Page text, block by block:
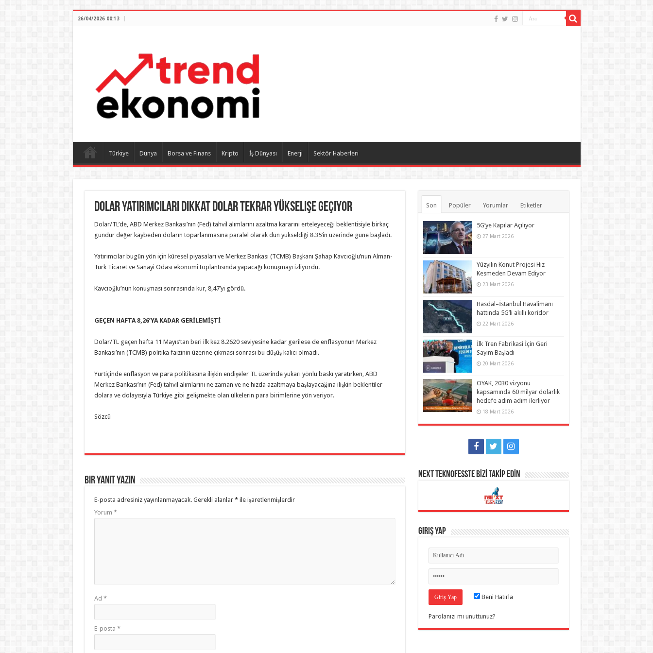
26/04/2026 00:13
Türkiye Dünya Borsa ve Finans Kripto İş Dünyası Enerji Sektör Haberleri
Dolar yatırımcıları dikkat Dolar tekrar yükselişe geçiyor
Dolar/TL’de, ABD Merkez Bankası’nın (Fed) tahvil alımlarını azaltma kararını erteleyeceği beklentisiyle birkaç
gündür değer kaybeden doların toparlanmasına paralel olarak dün yükseldiği 8.35’in üzerinde güne başladı.
Yatırımcılar bugün yön için küresel piyasaları ve Merkez Bankası (TCMB) Başkanı Şahap Kavcıoğlu’nun Alman-
Türk Ticaret ve Sanayi Odası ekonomi toplantısında yapacağı konuşmayı izliyordu.
Kavcıoğlu’nun konuşması sonrasında kur, 8,47’yi gördü.
GEÇEN HAFTA 8,26’YA KADAR GERİLEMİŞTİ
Dolar/TL geçen hafta 11 Mayıs’tan beri ilk kez 8.2620 seviyesine kadar gerilese de enflasyonun Merkez
Bankası’nın (TCMB) politika faizinin üzerine çıkması sonrası bu düşüş kalıcı olmadı.
Yurtiçinde enflasyon ve para politikasına ilişkin endişeler TL üzerinde yukarı yönlü baskı yaratırken, ABD
Merkez Bankası’nın (Fed) tahvil alımlarını ne zaman ve ne hızda azaltmaya başlayacağına ilişkin beklentiler
dolara ve dolayısıyla Türkiye gibi gelişmekte olan ülkelerin para birimlerine yön veriyor.
Sözcü
Bir yanıt yazın
E-posta adresiniz yayınlanmayacak. Gerekli alanlar *ile işaretlenmişlerdir
Yorum *
Ad *
E-posta *
Son Popüler Yorumlar Etiketler
5G’ye Kapılar Açılıyor
27 Mart 2026
Yüzyılın Konut Projesi Hız
Kesmeden Devam Ediyor
23 Mart 2026
Hasdal–İstanbul Havalimanı
hattında 5G’li akıllı koridor
22 Mart 2026
İlk Tren Fabrikasi İçin Geri
Sayım Başladı
20 Mart 2026
OYAK, 2030 vizyonu
kapsamında 60 milyar dolarlık
hedefe adım adım ilerliyor
18 Mart 2026
NEXT TEKNOFESSTE BİZİ TAKİP EDİN
Giriş Yap
Beni Hatırla
Parolanızı mı unuttunuz?